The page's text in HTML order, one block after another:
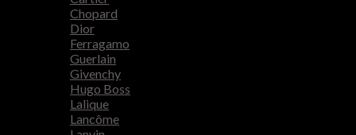
Chopard
Dior
Ferragamo
Guerlain
Givenchy
Hugo Boss
Lalique
Lancôme